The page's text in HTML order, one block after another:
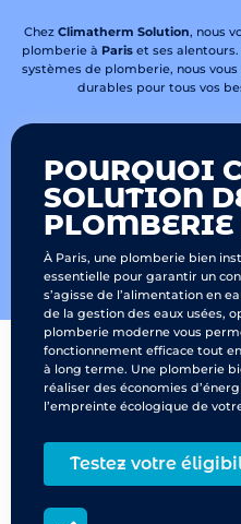
Chez Climatherm Solution, nous
plomberie à Pariset ses
systèmes de plomberie, nous
durables pour tous vos
POURQUOI
SOLUTION
PLOMBERIE
À Paris, une plomberie bien
essentielle pour garantir un
s’agisse de l’alimentation en
de la gestion des eaux usées,
plomberie moderne vous
fonctionnement efficace tout
à long terme. Une plomberie
réaliser des économies
l’empreinte écologique de
Testez votre